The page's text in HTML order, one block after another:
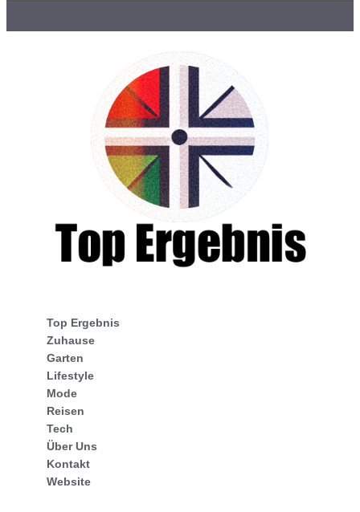
Top Ergebnis
Zuhause
Garten
Lifestyle
Mode
Reisen
Tech
Über Uns
Kontakt
Website